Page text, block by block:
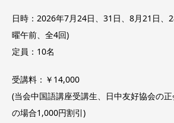
日時：2026年7月24日、31日、8月21日、
曜午前、全4回)
定員：10名
受講料：￥14,000
(当会中国語講座受講生、日中友好協会の
の場合1,000円割引)